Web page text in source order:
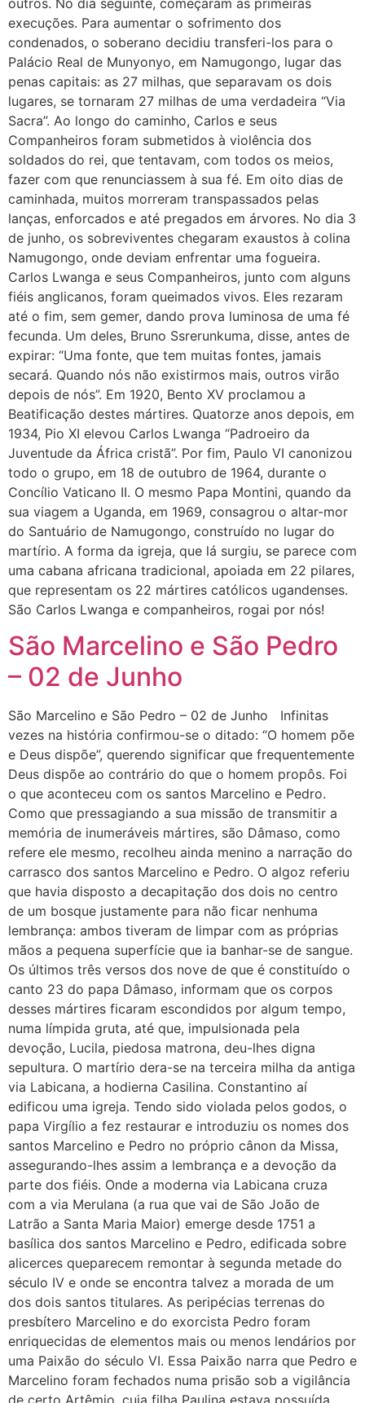
execuções. Para aumentar o sofrimento dos
condenados, o soberano decidiu transferi-los para o
Palácio Real de Munyonyo, em Namugongo, lugar das
penas capitais: as 27 milhas, que separavam os dois
lugares, se tornaram 27 milhas de uma verdadeira “Via
Sacra”. Ao longo do caminho, Carlos e seus
Companheiros foram submetidos à violência dos
soldados do rei, que tentavam, com todos os meios,
fazer com que renunciassem à sua fé. Em oito dias de
caminhada, muitos morreram transpassados pelas
lanças, enforcados e até pregados em árvores. No dia 3
de junho, os sobreviventes chegaram exaustos à colina
Namugongo, onde deviam enfrentar uma fogueira.
Carlos Lwanga e seus Companheiros, junto com alguns
fiéis anglicanos, foram queimados vivos. Eles rezaram
até o fim, sem gemer, dando prova luminosa de uma fé
fecunda. Um deles, Bruno Ssrerunkuma, disse, antes de
expirar: “Uma fonte, que tem muitas fontes, jamais
secará. Quando nós não existirmos mais, outros virão
depois de nós”. Em 1920, Bento XV proclamou a
Beatificação destes mártires. Quatorze anos depois, em
1934, Pio XI elevou Carlos Lwanga “Padroeiro da
Juventude da África cristã”. Por fim, Paulo VI canonizou
todo o grupo, em 18 de outubro de 1964, durante o
Concílio Vaticano II. O mesmo Papa Montini, quando da
sua viagem a Uganda, em 1969, consagrou o altar-mor
do Santuário de Namugongo, construído no lugar do
martírio. A forma da igreja, que lá surgiu, se parece com
uma cabana africana tradicional, apoiada em 22 pilares,
que representam os 22 mártires católicos ugandenses.
São Carlos Lwanga e companheiros, rogai por nós!
São Marcelino e São Pedro
– 02 de Junho
São Marcelino e São Pedro – 02 de Junho Infinitas
vezes na história confirmou-se o ditado: “O homem põe
e Deus dispõe”, querendo significar que frequentemente
Deus dispõe ao contrário do que o homem propôs. Foi
o que aconteceu com os santos Marcelino e Pedro.
Como que pressagiando a sua missão de transmitir a
memória de inumeráveis mártires, são Dâmaso, como
refere ele mesmo, recolheu ainda menino a narração do
carrasco dos santos Marcelino e Pedro. O algoz referiu
que havia disposto a decapitação dos dois no centro
de um bosque justamente para não ficar nenhuma
lembrança: ambos tiveram de limpar com as próprias
mãos a pequena superfície que ia banhar-se de sangue.
Os últimos três versos dos nove de que é constituído o
canto 23 do papa Dâmaso, informam que os corpos
desses mártires ficaram escondidos por algum tempo,
numa límpida gruta, até que, impulsionada pela
devoção, Lucila, piedosa matrona, deu-lhes digna
sepultura. O martírio dera-se na terceira milha da antiga
via Labicana, a hodierna Casilina. Constantino aí
edificou uma igreja. Tendo sido violada pelos godos, o
papa Virgílio a fez restaurar e introduziu os nomes dos
santos Marcelino e Pedro no próprio cânon da Missa,
assegurando-lhes assim a lembrança e a devoção da
parte dos fiéis. Onde a moderna via Labicana cruza
com a via Merulana (a rua que vai de São João de
Latrão a Santa Maria Maior) emerge desde 1751 a
basílica dos santos Marcelino e Pedro, edificada sobre
alicerces queparecem remontar à segunda metade do
século IV e onde se encontra talvez a morada de um
dos dois santos titulares. As peripécias terrenas do
presbítero Marcelino e do exorcista Pedro foram
enriquecidas de elementos mais ou menos lendários por
uma Paixão do século VI. Essa Paixão narra que Pedro e
Marcelino foram fechados numa prisão sob a vigilância